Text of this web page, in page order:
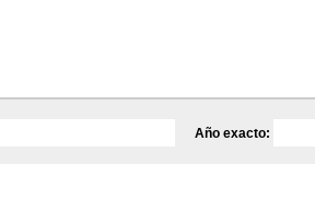
Año exacto: